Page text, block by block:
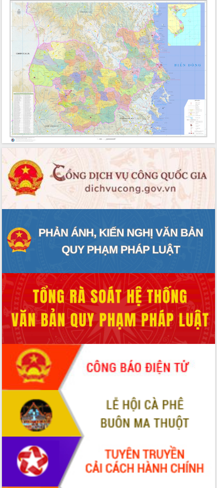
Hội nghị triển khai kết nối mạng
truyền số liệu chuyên dùng phục vụ cơ
quan Đảng, Nhà nước
Lễ phát động chuỗi hoạt động chung
tay làm sạch môi trường
Xã Ea Kar bước chuyển mình trong
công tác cải cách hành chính mô hình
mới
UBND tỉnh họp báo định kỳ tháng 4
năm 2026
Hội thảo khoa học “Giải pháp thúc đẩy
phát triển nền kinh tế xanh tại tỉnh
Đắk Lắk”
hiện nhiệm vụ quản lý tài sản công
hàng tuần
Tháo gỡ những vướng mắc, đẩy mạnh
công tác cải cách thủ tục hành chính
tại Trung tâm Phục vụ hành chính
công tỉnh
Đắk Lắk: Tôn vinh 46 giải pháp tại Hội
thi Sáng tạo Kỹ thuật 2024 - 2025
Đắk Lắk rà soát, điều chỉnh Đề án 190
về phát triển nuôi trồng thủy sản
Trương Công Thái kiểm tra thực địa
Dự án cao tốc Khánh Hòa - Buôn Ma
Thuột
Định vị cà phê Việt Nam như một “di
sản sống” trong dòng chảy toàn cầu
Xây dựng nông thôn mới: Nâng cao đời
sống người dân từ những mô hình thiết
Quyết liệt tháo gỡ vướng mắc, đẩy
nhanh tiến độ các dự án trọng điểm
trong Khu kinh tế Nam Phú Yên
Hòn Yến phát triển du lịch gắn với bảo
tồn biển
Lấy ý kiến điều chỉnh Quy hoạch tỉnh
Đắk Lắk thời kỳ 2021-2030, tầm nhìn
đến năm 2050
Phát động chiến dịch 30 ngày đêm
giải phóng mặt bằng Tuyến đường bộ
ven biển
Đắk Lắk nỗ lực thúc đẩy tăng trưởng